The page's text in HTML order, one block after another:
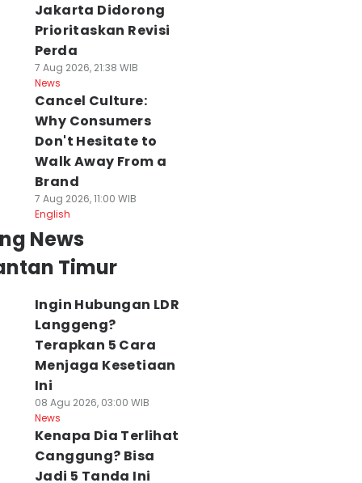
Jakarta Didorong
Prioritaskan Revisi
Perda
7 Aug 2026, 21:38 WIB
News
Cancel Culture:
Why Consumers
Don't Hesitate to
Walk Away From a
Brand
7 Aug 2026, 11:00 WIB
English
News
Timur
Ingin Hubungan LDR
Langgeng?
Terapkan 5 Cara
Menjaga Kesetiaan
Ini
08 Agu 2026, 03:00 WIB
News
Kenapa Dia Terlihat
Canggung? Bisa
Jadi 5 Tanda Ini